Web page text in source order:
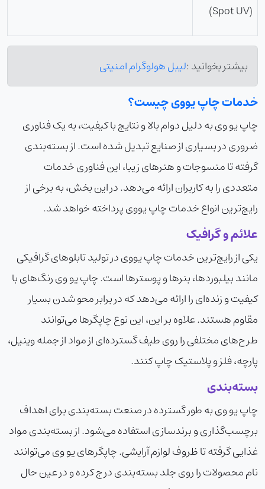
(Spot UV)
بیشتر بخوانید :لیبل هولوگرام امنیتی
خدمات چاپ یووی چیست؟
چاپ یو وی به دلیل دوام بالا و نتایج با کیفیت، به یک فناوری
ضروری در بسیاری از صنایع تبدیل شده است. از بسته‌بندی
گرفته تا منسوجات و هنرهای زیبا، این فناوری خدمات
متعددی را به کاربران ارائه می‌دهد. در این بخش، به برخی از
رایج‌ترین انواع خدمات چاپ یووی پرداخته خواهد شد.
علائم و گرافیک
یکی از رایج‌ترین خدمات چاپ یووی در تولید تابلوهای گرافیکی
مانند بیلبوردها، بنرها و پوسترها است. چاپ یو وی رنگ‌های با
کیفیت و زنده‌ای را ارائه می‌دهد که در برابر محو شدن بسیار
مقاوم هستند. علاوه بر این، این نوع چاپگرها می‌توانند
طرح‌های مختلفی را روی طیف گسترده‌ای از مواد از جمله وینیل،
پارچه، فلز و پلاستیک چاپ کنند.
بسته‌بندی
چاپ یو وی به طور گسترده در صنعت بسته‌بندی برای اهداف
برچسب‌گذاری و برندسازی استفاده می‌شود. از بسته‌بندی مواد
غذایی گرفته تا ظروف لوازم آرایشی. چاپگرهای یو وی می‌توانند
نام محصولات را روی جلد بسته‌بندی درج کرده و در عین حال